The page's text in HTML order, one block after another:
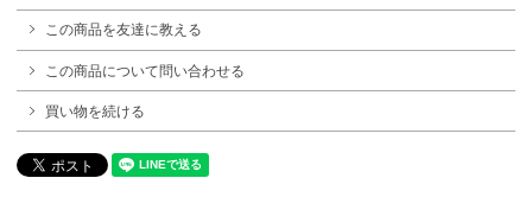
この商品を友達に教える
この商品について問い合わせる
買い物を続ける